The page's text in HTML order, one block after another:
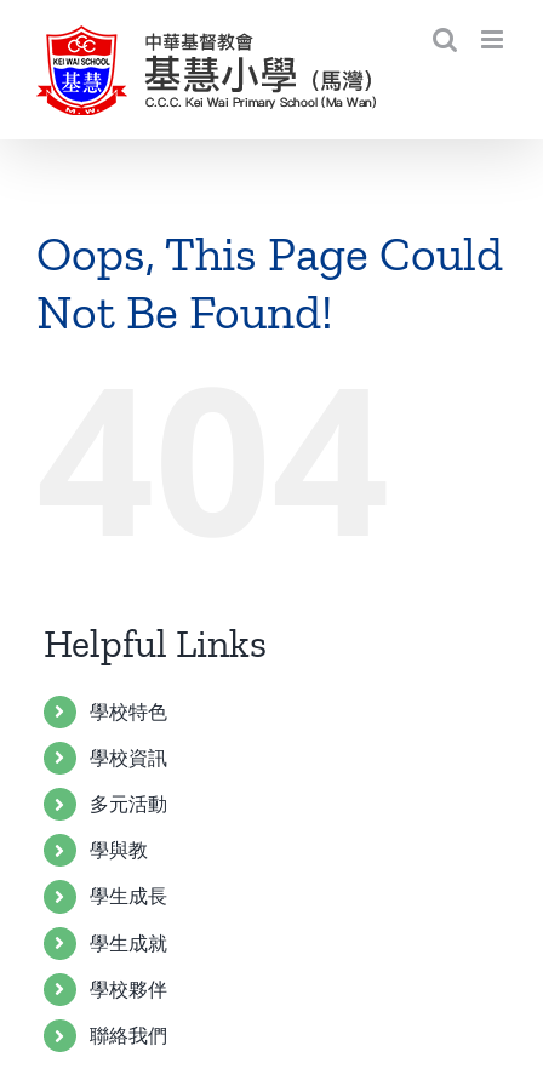
content
Oops, This Page Could
Not Be Found!
Helpful Links
學校特色
學校資訊
多元活動
學與教
學生成長
學生成就
學校夥伴
聯絡我們